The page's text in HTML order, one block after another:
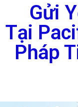
Gửi
Tại
Pháp